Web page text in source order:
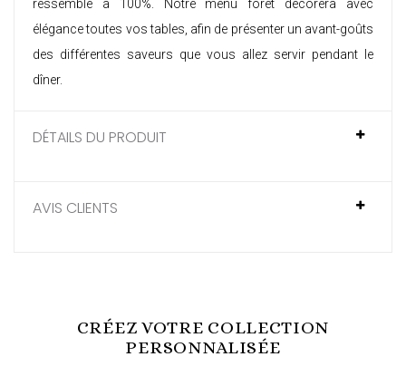
ressemble à 100%. Notre menu forêt décorera avec
élégance toutes vos tables, afin de présenter un avant-goûts
des différentes saveurs que vous allez servir pendant le
dîner.
DÉTAILS DU PRODUIT
AVIS CLIENTS
CRÉEZ VOTRE COLLECTION
PERSONNALISÉE